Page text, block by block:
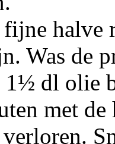
halve
Was de
1½ dl olie
met